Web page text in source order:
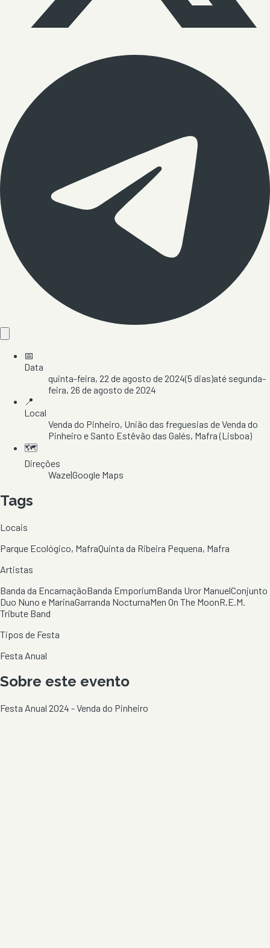
📅
Data
quinta-feira, 22 de agosto de 2024(5 dias)até segunda-
feira, 26 de agosto de 2024
📍
Local
Venda do Pinheiro, União das freguesias de Venda do
Pinheiro e Santo Estêvão das Galés, Mafra(Lisboa)
🗺️
Direções
Waze|Google Maps
Tags
Locais
Parque Ecológico, MafraQuinta da Ribeira Pequena, Mafra
Artistas
Banda da EncarnaçãoBanda EmporiumBanda Uror ManuelConjunto
Duo Nuno e MarinaGarranda NocturnaMen On The MoonR.E.M.
Tribute Band
Tipos de Festa
Festa Anual
Sobre este evento
Festa Anual 2024 - Venda do Pinheiro